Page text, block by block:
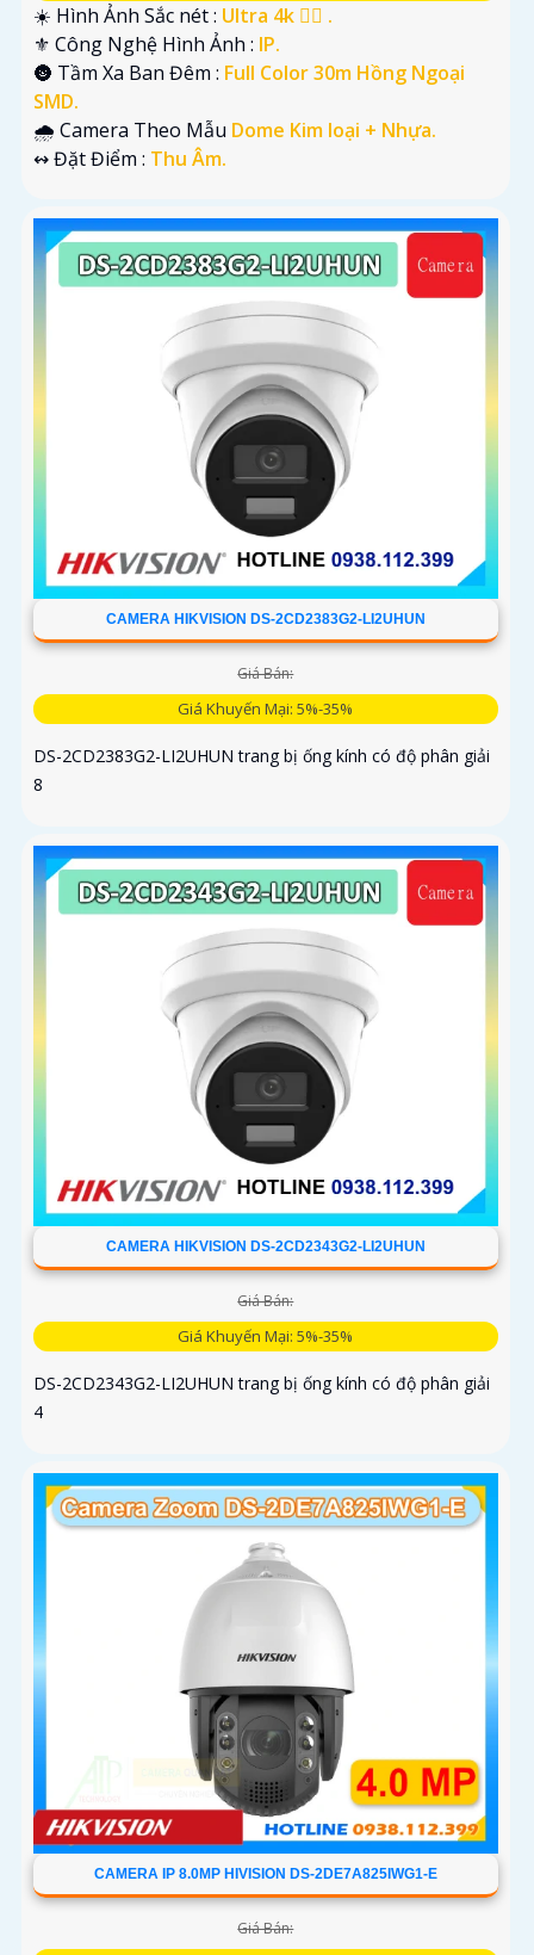
☀️ Hình Ảnh Sắc nét : Ultra 4k 👍🏾 .
⚜️ Công Nghệ Hình Ảnh : IP.
🌚 Tầm Xa Ban Đêm : Full Color 30m Hồng Ngoại
SMD.
🌧️ Camera Theo Mẫu Dome Kim loại + Nhựa.
️↭ Đặt Điểm : Thu Âm.
CAMERA HIKVISION DS-2CD2383G2-LI2UHUN
Giá Bán:
Giá Khuyến Mại: 5%-35%
DS-2CD2383G2-LI2UHUN trang bị ống kính có độ phân giải
8
CAMERA HIKVISION DS-2CD2343G2-LI2UHUN
Giá Bán:
Giá Khuyến Mại: 5%-35%
DS-2CD2343G2-LI2UHUN trang bị ống kính có độ phân giải
4
CAMERA IP 8.0MP HIVISION DS-2DE7A825IWG1-E
Giá Bán: